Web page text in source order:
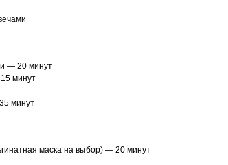
— 20 минут
минут
минут
маска на выбор) — 20 минут